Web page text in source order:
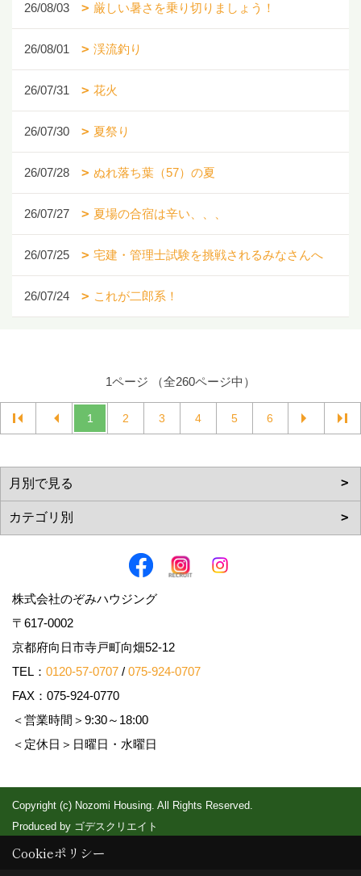
26/08/03 厳しい暑さを乗り切りましょう！
26/08/01 渓流釣り
26/07/31 花火
26/07/30 夏祭り
26/07/28 ぬれ落ち葉（57）の夏
26/07/27 夏場の合宿は辛い、、、
26/07/25 宅建・管理士試験を挑戦されるみなさんへ
26/07/24 これが二郎系！
1ページ （全260ページ中）
1 2 3 4 5 6
株式会社のぞみハウジング
〒617-0002
京都府向日市寺戸町向畑52-12
TEL： 0120-57-0707 / 075-924-0707
FAX：075-924-0770
＜営業時間＞9:30～18:00
＜定休日＞日曜日・水曜日
Copyright (c) Nozomi Housing. All Rights Reserved.
Produced by ゴデスクリエイト
Cookieポリシー